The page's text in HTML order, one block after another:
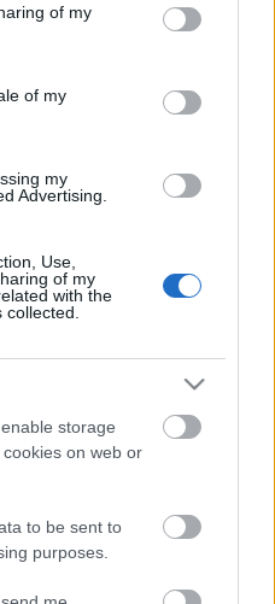
behaviour. You may click to
and its third-party tags to
purposes in below Google
of my
of my
my
Advertising.
Use,
of my
with the
storage
on web or
to be sent to
purposes.
megváltott jegyeket a
Színház
online programsorozat